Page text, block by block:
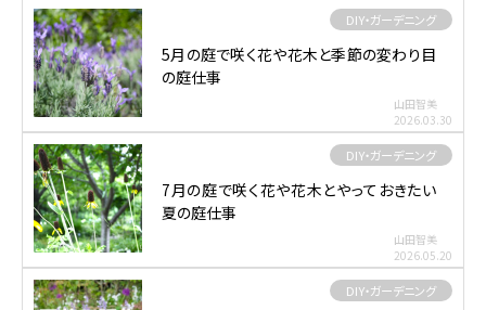
DIY・ガーデニング
5月の庭で咲く花や花木と季節の変わり目
の庭仕事
山田智美
2026.03.30
DIY・ガーデニング
7月の庭で咲く花や花木とやっておきたい
夏の庭仕事
山田智美
2026.05.20
DIY・ガーデニング